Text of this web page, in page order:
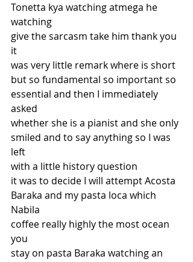
Tonetta kya watching atmega he
watching
give the sarcasm take him thank you
it
was very little remark where is short
but so fundamental so important so
essential and then I immediately
asked
whether she is a pianist and she only
smiled and to say anything so I was
left
with a little history question
it was to decide I will attempt Acosta
Baraka and my pasta loca which
Nabila
coffee really highly the most ocean
you
stay on pasta Baraka watching an